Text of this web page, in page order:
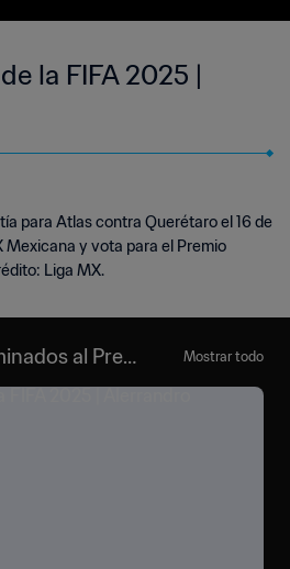
la FIFA 2025 |
para Atlas contra Querétaro el 16 de
Mexicana y vota para el Premio
Liga MX.
al Premi
Mostrar todo